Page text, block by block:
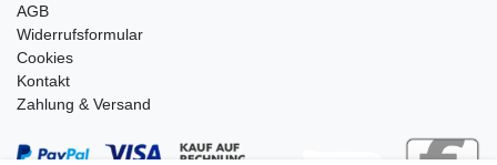
AGB
Widerrufsformular
Cookies
Kontakt
Zahlung & Versand